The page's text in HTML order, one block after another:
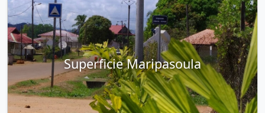
Superficie Maripasoula